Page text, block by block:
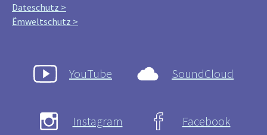
Dateschutz >
Ëmweltschutz >
YouTube SoundCloud
Instagram Facebook